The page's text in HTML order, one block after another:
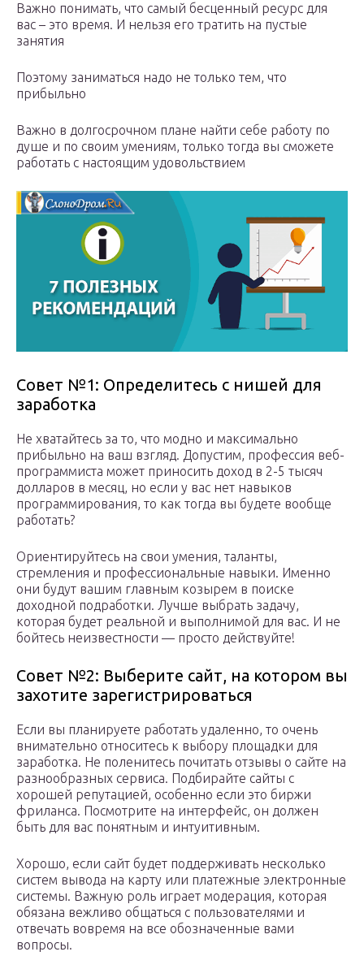
Важно понимать, что самый бесценный ресурс для
вас – это время. И нельзя его тратить на пустые
занятия
Поэтому заниматься надо не только тем, что
прибыльно
Важно в долгосрочном плане найти себе работу по
душе и по своим умениям, только тогда вы сможете
работать с настоящим удовольствием
Совет №1: Определитесь с нишей для
заработка
Не хватайтесь за то, что модно и максимально
прибыльно на ваш взгляд. Допустим, профессия веб-
программиста может приносить доход в 2-5 тысяч
долларов в месяц, но если у вас нет навыков
программирования, то как тогда вы будете вообще
работать?
Ориентируйтесь на свои умения, таланты,
стремления и профессиональные навыки. Именно
они будут вашим главным козырем в поиске
доходной подработки. Лучше выбрать задачу,
которая будет реальной и выполнимой для вас. И не
бойтесь неизвестности — просто действуйте!
Совет №2: Выберите сайт, на котором вы
захотите зарегистрироваться
Если вы планируете работать удаленно, то очень
внимательно относитесь к выбору площадки для
заработка. Не поленитесь почитать отзывы о сайте на
разнообразных сервиса. Подбирайте сайты с
хорошей репутацией, особенно если это биржи
фриланса. Посмотрите на интерфейс, он должен
быть для вас понятным и интуитивным.
Хорошо, если сайт будет поддерживать несколько
систем вывода на карту или платежные электронные
системы. Важную роль играет модерация, которая
обязана вежливо общаться с пользователями и
отвечать вовремя на все обозначенные вами
вопросы.